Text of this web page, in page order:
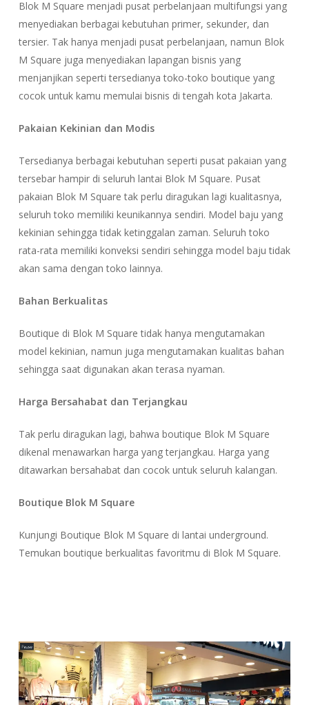
Blok M Square menjadi pusat perbelanjaan multifungsi yang
menyediakan berbagai kebutuhan primer, sekunder, dan
tersier. Tak hanya menjadi pusat perbelanjaan, namun Blok
M Square juga menyediakan lapangan bisnis yang
menjanjikan seperti tersedianya toko-toko boutique yang
cocok untuk kamu memulai bisnis di tengah kota Jakarta.
Pakaian Kekinian dan Modis
Tersedianya berbagai kebutuhan seperti pusat pakaian yang
tersebar hampir di seluruh lantai Blok M Square. Pusat
pakaian Blok M Square tak perlu diragukan lagi kualitasnya,
seluruh toko memiliki keunikannya sendiri. Model baju yang
kekinian sehingga tidak ketinggalan zaman. Seluruh toko
rata-rata memiliki konveksi sendiri sehingga model baju tidak
akan sama dengan toko lainnya.
Bahan Berkualitas
Boutique di Blok M Square tidak hanya mengutamakan
model kekinian, namun juga mengutamakan kualitas bahan
sehingga saat digunakan akan terasa nyaman.
Harga Bersahabat dan Terjangkau
Tak perlu diragukan lagi, bahwa boutique Blok M Square
dikenal menawarkan harga yang terjangkau. Harga yang
ditawarkan bersahabat dan cocok untuk seluruh kalangan.
Boutique Blok M Square
Kunjungi Boutique Blok M Square di lantai underground.
Temukan boutique berkualitas favoritmu di Blok M Square.